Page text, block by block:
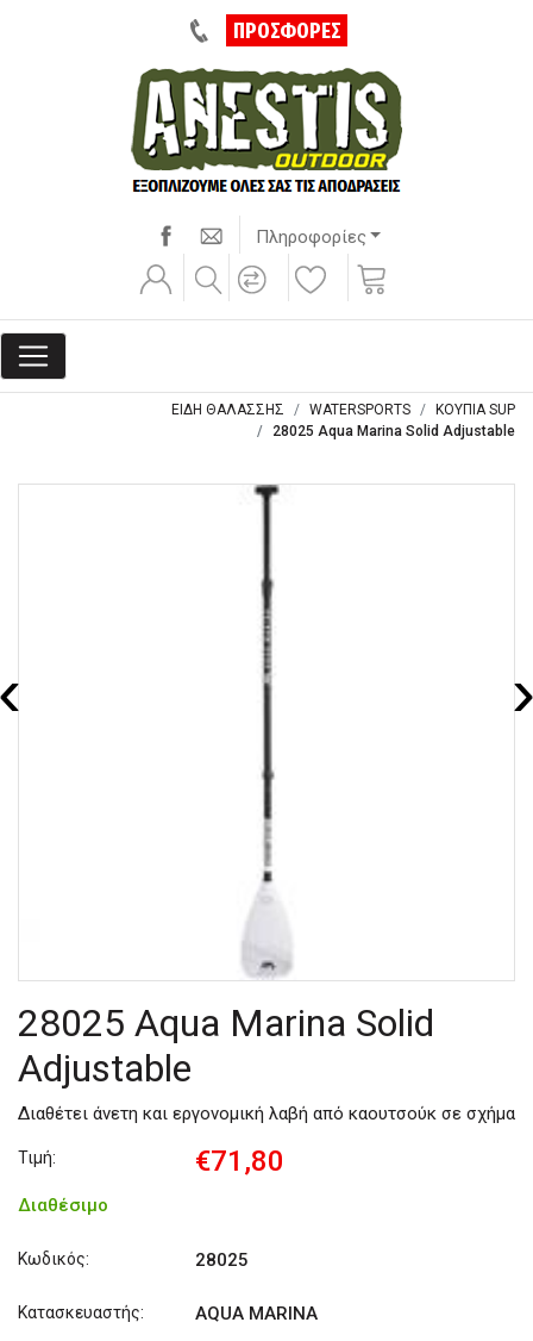
ΠΡΟΣΦΟΡΕΣ
Πληροφορίες
ΕΙΔΗ ΘΑΛΑΣΣΗΣ WATERSPORTS
ΚΟΥΠΙΑ SUP
28025 Aqua Marina Solid Adjustable
28025 Aqua Marina Solid
Adjustable
Διαθέτει άνετη και εργονομική λαβή από καουτσούκ σε σχήμα
Τιμή: €71,80
Διαθέσιμο
Κωδικός: 28025
Κατασκευαστής: AQUA MARINA